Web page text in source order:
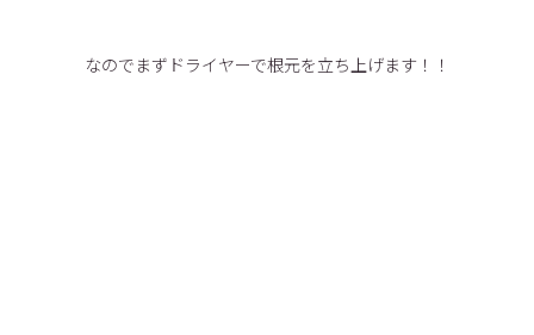
なのでまずドライヤーで根元を立ち上げます！！